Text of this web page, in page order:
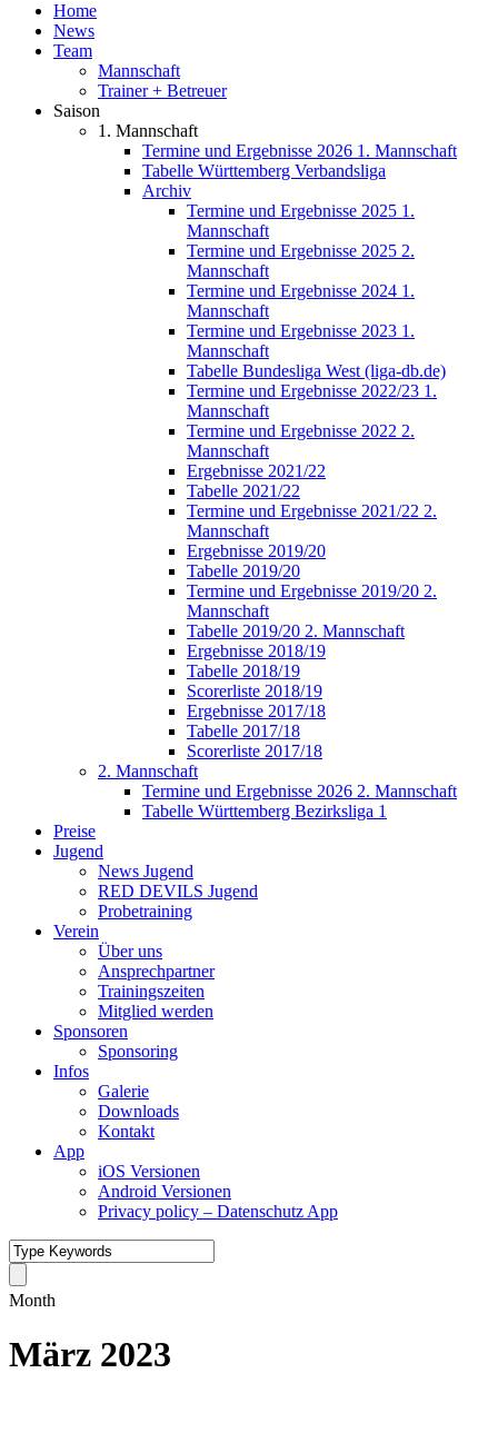
Home
News
Team
Mannschaft
Trainer + Betreuer
Saison
1. Mannschaft
Termine und Ergebnisse 2026 1. Mannschaft
Tabelle Württemberg Verbandsliga
Archiv
Termine und Ergebnisse 2025 1.
Mannschaft
Termine und Ergebnisse 2025 2.
Mannschaft
Termine und Ergebnisse 2024 1.
Mannschaft
Termine und Ergebnisse 2023 1.
Mannschaft
Tabelle Bundesliga West (liga-db.de)
Termine und Ergebnisse 2022/23 1.
Mannschaft
Termine und Ergebnisse 2022 2.
Mannschaft
Ergebnisse 2021/22
Tabelle 2021/22
Termine und Ergebnisse 2021/22 2.
Mannschaft
Ergebnisse 2019/20
Tabelle 2019/20
Termine und Ergebnisse 2019/20 2.
Mannschaft
Tabelle 2019/20 2. Mannschaft
Ergebnisse 2018/19
Tabelle 2018/19
Scorerliste 2018/19
Ergebnisse 2017/18
Tabelle 2017/18
Scorerliste 2017/18
2. Mannschaft
Termine und Ergebnisse 2026 2. Mannschaft
Tabelle Württemberg Bezirksliga 1
Preise
Jugend
News Jugend
RED DEVILS Jugend
Probetraining
Verein
Über uns
Ansprechpartner
Trainingszeiten
Mitglied werden
Sponsoren
Sponsoring
Infos
Galerie
Downloads
Kontakt
App
iOS Versionen
Android Versionen
Privacy policy – Datenschutz App
Month
März 2023